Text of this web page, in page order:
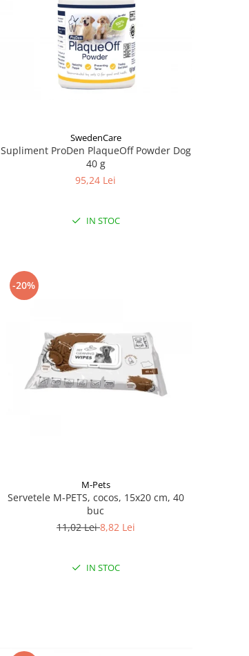
SwedenCare
Supliment ProDen PlaqueOff Powder Dog
40 g
95,24 Lei
IN STOC
-20%
M-Pets
Servetele M-PETS, cocos, 15x20 cm, 40
buc
11,02 Lei8,82 Lei
IN STOC